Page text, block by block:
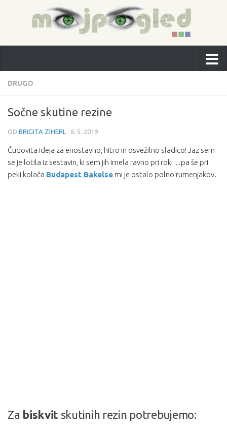
DRUGO
Sočne skutine rezine
OD BRIGITA ZIHERL · 6. 5. 2019
Čudovita ideja za enostavno, hitro in osvežilno sladico! Jaz sem
se je lotila iz sestavin, ki sem jih imela ravno pri roki…pa še pri
peki kolača Budapest Bakelse mi je ostalo polno rumenjakov.
Za biskvit skutinih rezin potrebujemo: